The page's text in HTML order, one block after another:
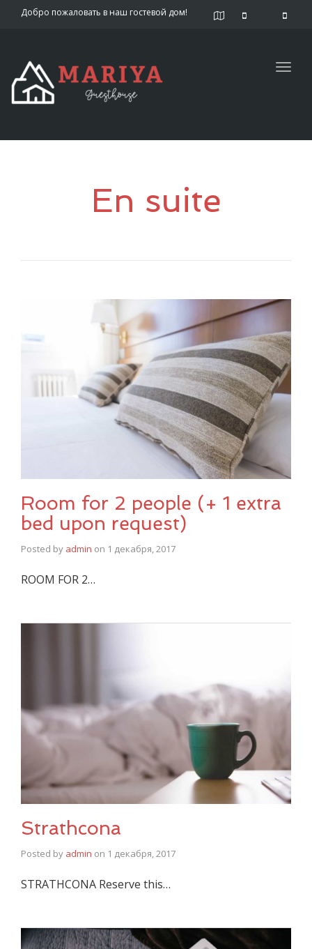
Добро пожаловать в наш гостевой дом!
En suite
Room for 2 people (+ 1 extra
bed upon request)
Posted by admin on 1 декабря, 2017
ROOM FOR 2…
Strathcona
Posted by admin on 1 декабря, 2017
STRATHCONA Reserve this…